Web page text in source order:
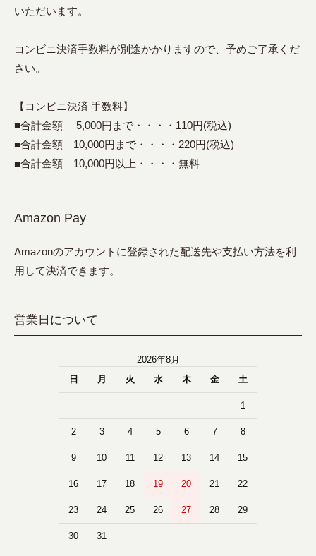
いただいます。
コンビニ決済手数料が別途かかりますので、予めご了承くだ
さい。
【コンビニ決済 手数料】
■合計金額 5,000円まで・・・・110円(税込)
■合計金額 10,000円まで・・・・220円(税込)
■合計金額 10,000円以上・・・・無料
Amazon Pay
Amazonのアカウントに登録された配送先や支払い方法を利
用して決済できます。
営業日について
2026年8月
日
月 火 水 木 金 土
1
2 3 4 5 6 7 8
9 10 11 12 13 14 15
16 17 18 19 20 21 22
23 24 25 26 27 28 29
30 31